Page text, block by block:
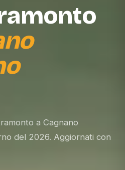
a Cagnano
del 2026. Aggiornati con